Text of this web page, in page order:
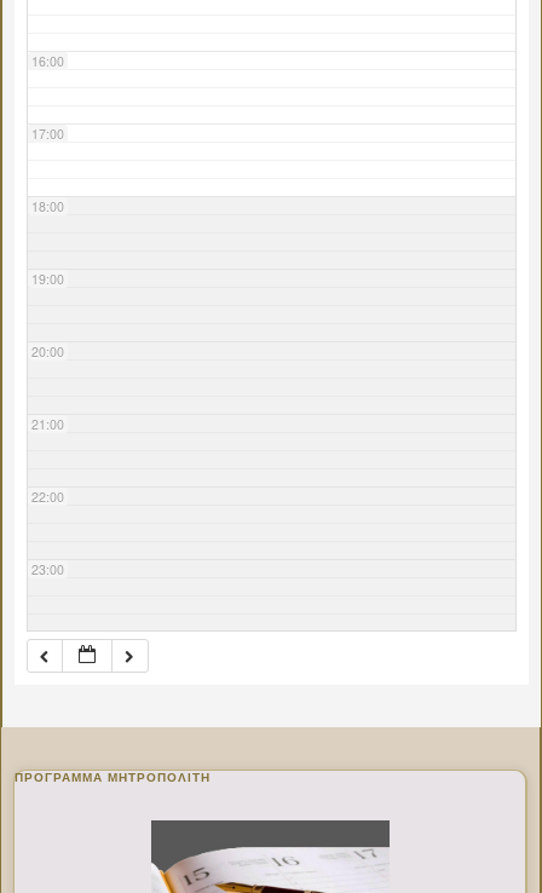
16:00
17:00
18:00
19:00
20:00
21:00
22:00
23:00
ΠΡΌΓΡΑΜΜΑ ΜΗΤΡΟΠΟΛΊΤΗ